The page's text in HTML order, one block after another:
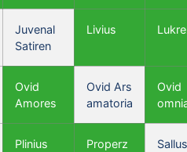
Juvenal
Satiren
Livius
Ovid
Amores
Ovid Ars
amatoria
Ovid
Plinius
Properz